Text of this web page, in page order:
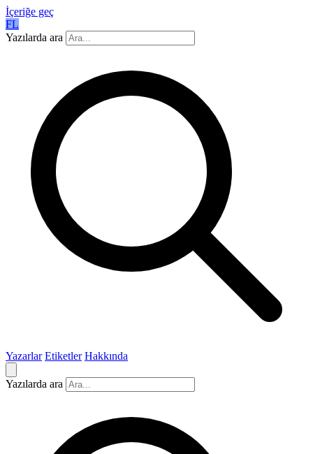
İçeriğe geç
FL
Yazılarda ara
Yazarlar Etiketler Hakkında
Yazılarda ara